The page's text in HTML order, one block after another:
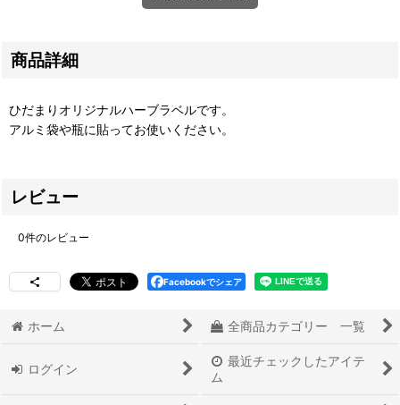
商品詳細
ひだまりオリジナルハーブラベルです。
アルミ袋や瓶に貼ってお使いください。
レビュー
0件のレビュー
Facebookでシェア
ホーム 全商品カテゴリー 一覧
ログイン
最近チェックしたアイテ
ム